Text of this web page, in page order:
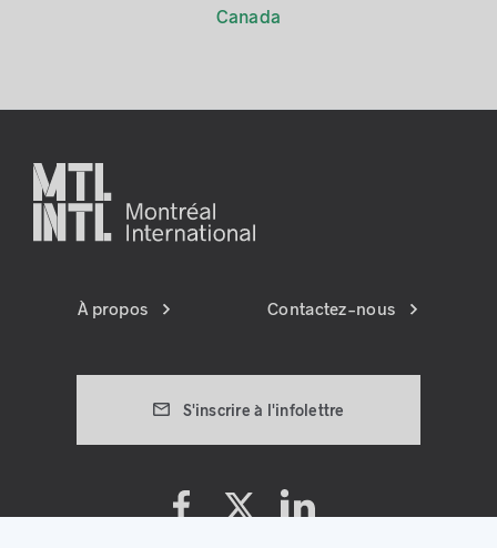
Canada
S'inscrire à l'infolettre
À propos Contactez-nous